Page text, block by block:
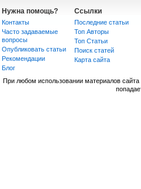
Нужна помощь?
Контакты
Часто задаваемые
вопросы
Опубликовать статьи
Рекомендации
Блог
Ссылки
Последние статьи
Топ Авторы
Топ Статьи
Поиск статей
Карта сайта
При любом использовании материалов